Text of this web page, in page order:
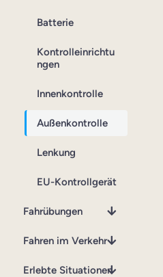
Batterie
Kontrolleinrichtu
ngen
Innenkontrolle
Außenkontrolle
Lenkung
EU-Kontrollgerät
Fahrübungen
Fahren im Verkehr
Erlebte Situationen